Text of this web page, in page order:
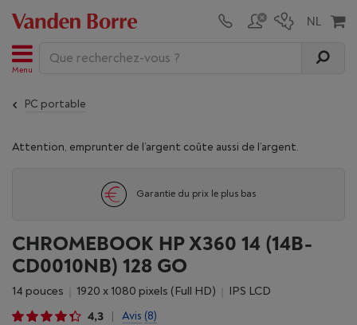
Menu
PC portable
Attention, emprunter de l’argent coûte aussi de l’argent.
Garantie du prix le plus bas
CHROMEBOOK HP X360 14 (14B-
CD0010NB) 128 GO
14 pouces 1920 x 1080 pixels (Full HD)
IPS LCD
4,3
Avis (8)